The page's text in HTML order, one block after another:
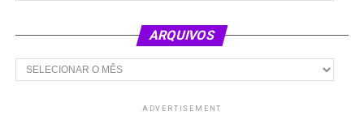
ARQUIVOS
Arquivos
ADVERTISEMENT